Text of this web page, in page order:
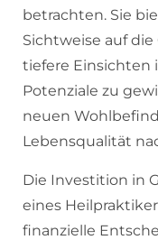
betrachten. Sie
Sichtweise auf
tiefere Einsichten
Potenziale zu
neuen
Lebensqualität
Die Investition in
eines
finanzielle